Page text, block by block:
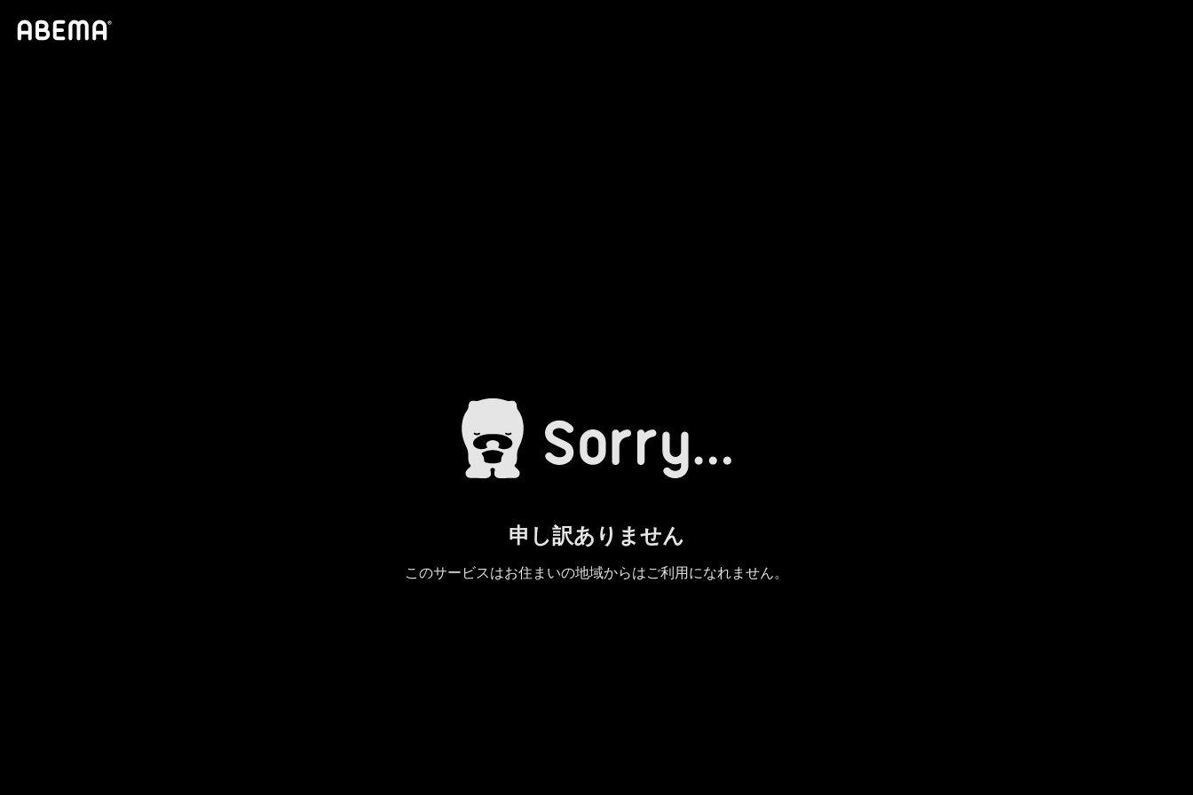
申し訳ありません
このサービスはお住まいの地域からはご利用になれません。